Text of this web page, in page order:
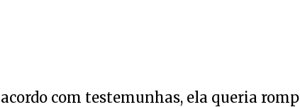
acordo com testemunhas, ela queria